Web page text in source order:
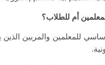
للمعلمين والمربين الذين